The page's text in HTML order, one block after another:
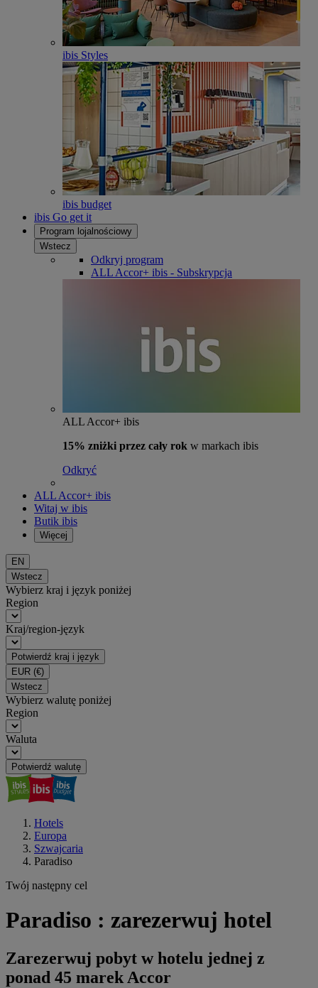
ibis Styles
ibis budget
ibis Go get it
Program lojalnościowy
Wstecz
Odkryj program
ALL Accor+ ibis - Subskrypcja
ALL Accor+ ibis
15% zniżki przez cały rok w markach ibis
Odkryć
ALL Accor+ ibis
Witaj w ibis
Butik ibis
Więcej
EN
Wstecz
Wybierz kraj i język poniżej
Region
Kraj/region-język
Potwierdź kraj i język
EUR (€)
Wstecz
Wybierz walutę poniżej
Region
Waluta
Potwierdź walutę
Hotels
Europa
Szwajcaria
Paradiso
Twój następny cel
Paradiso : zarezerwuj hotel
Zarezerwuj pobyt w hotelu jednej z
ponad 45 marek Accor